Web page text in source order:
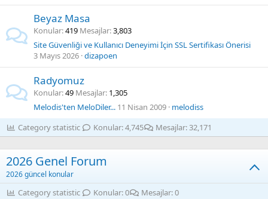
Beyaz Masa
Konular 419 Mesajlar 3,803
Site Güvenliği ve Kullanıcı Deneyimi İçin SSL Sertifikası Önerisi
3 Mayıs 2026 dizapoen
Radyomuz
Konular 49 Mesajlar 1,305
Melodis'ten MeloDiler... 11 Nisan 2009 melodiss
Category statistic
Konular 4,745 Mesajlar 32,171
2026 Genel Forum
2026 güncel konular
Category statistic Konular 0 Mesajlar 0